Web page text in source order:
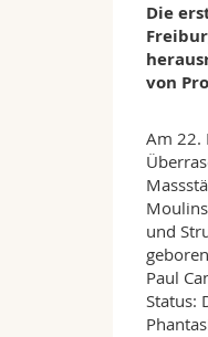
Die
von
Am 22.
und
Paul
Status: